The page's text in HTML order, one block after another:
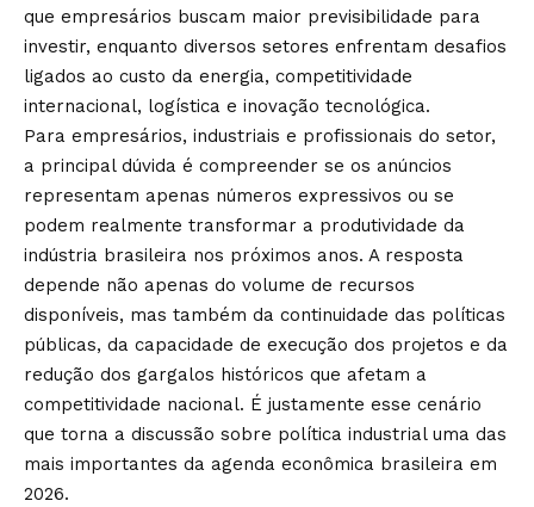
que empresários buscam maior previsibilidade para
investir, enquanto diversos setores enfrentam desafios
ligados ao custo da energia, competitividade
internacional, logística e inovação tecnológica.
Para empresários, industriais e profissionais do setor,
a principal dúvida é compreender se os anúncios
representam apenas números expressivos ou se
podem realmente transformar a produtividade da
indústria brasileira nos próximos anos. A resposta
depende não apenas do volume de recursos
disponíveis, mas também da continuidade das políticas
públicas, da capacidade de execução dos projetos e da
redução dos gargalos históricos que afetam a
competitividade nacional. É justamente esse cenário
que torna a discussão sobre política industrial uma das
mais importantes da agenda econômica brasileira em
2026.